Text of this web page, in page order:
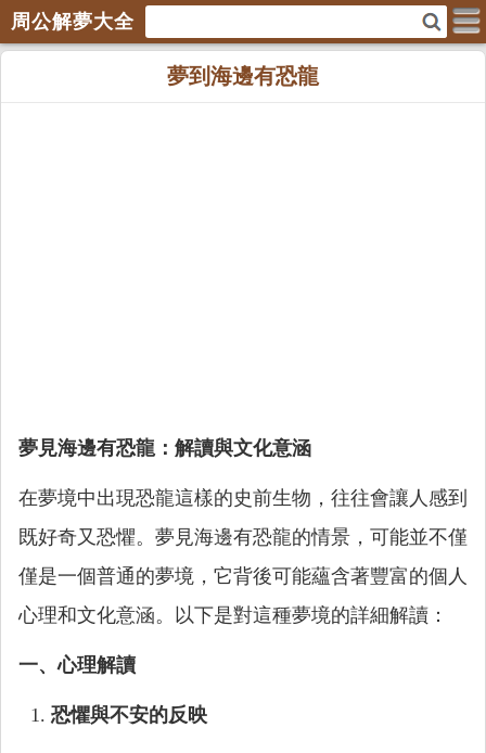
周公解夢大全
夢到海邊有恐龍
夢見海邊有恐龍：解讀與文化意涵
在夢境中出現恐龍這樣的史前生物，往往會讓人感到
既好奇又恐懼。夢見海邊有恐龍的情景，可能並不僅
僅是一個普通的夢境，它背後可能蘊含著豐富的個人
心理和文化意涵。以下是對這種夢境的詳細解讀：
一、心理解讀
恐懼與不安的反映